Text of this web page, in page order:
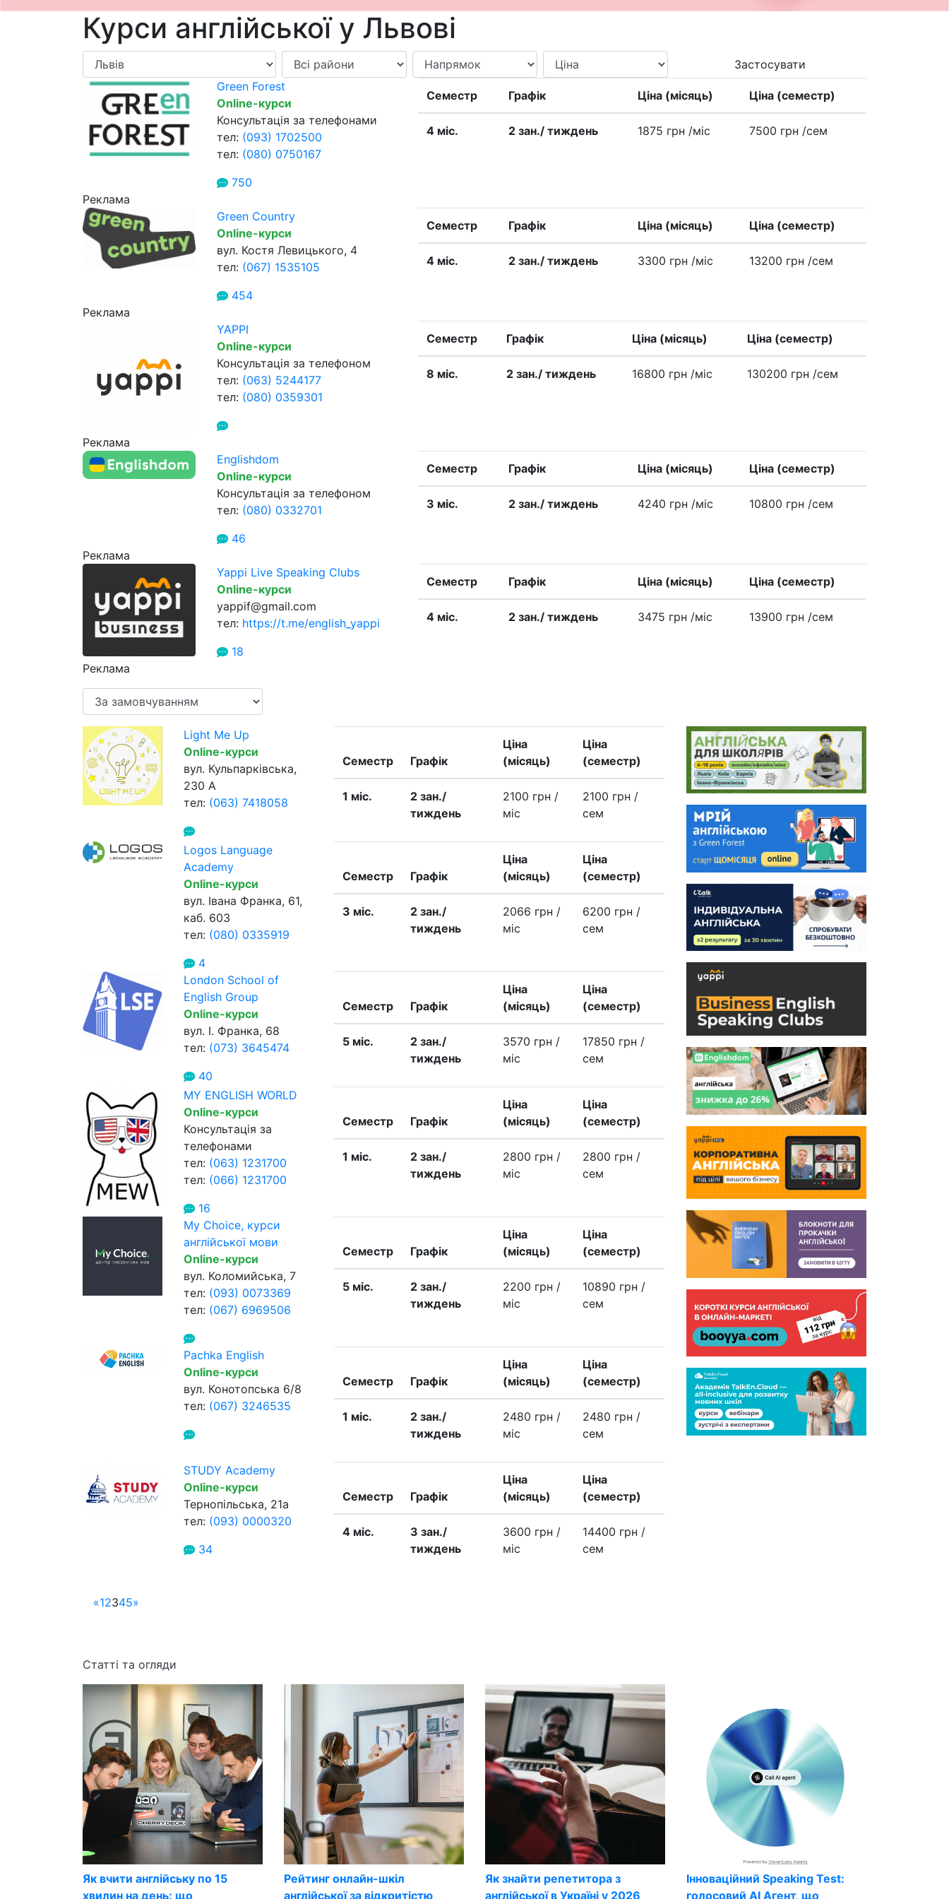
Курси англійської у Львові
Застосувати
Green Forest
Online-курси
Консультація за телефонами
тел: (093) 1702500
тел: (080) 0750167
750
Семестр Графік Ціна (місяць) Ціна (семестр)
4 міс. 2 зан./ тиждень 1875 грн /міс 7500 грн /сем
Реклама
Green Country
Online-курси
вул. Костя Левицького, 4
тел: (067) 1535105
454
Семестр Графік Ціна (місяць) Ціна (семестр)
4 міс. 2 зан./ тиждень 3300 грн /міс 13200 грн /сем
Реклама
YAPPI
Online-курси
Консультація за телефоном
тел: (063) 5244177
тел: (080) 0359301
Семестр Графік Ціна (місяць) Ціна (семестр)
8 міс. 2 зан./ тиждень 16800 грн /міс 130200 грн /сем
Реклама
Englishdom
Online-курси
Консультація за телефоном
тел: (080) 0332701
46
Семестр Графік Ціна (місяць) Ціна (семестр)
3 міс. 2 зан./ тиждень 4240 грн /міс 10800 грн /сем
Реклама
Yappi Live Speaking Clubs
Online-курси
yappif@gmail.com
тел: https://t.me/english_yappi
18
Семестр Графік Ціна (місяць) Ціна (семестр)
4 міс. 2 зан./ тиждень 3475 грн /міс 13900 грн /сем
Реклама
Light Me Up
Online-курси
вул. Кульпарківська,
230 А
тел: (063) 7418058
Семестр Графік
Ціна
(місяць)
Ціна
(семестр)
1 міс.
2 зан./
тиждень
2100 грн /
міс
2100 грн /
сем
Logos Language
Academy
Online-курси
вул. Івана Франка, 61,
каб. 603
тел: (080) 0335919
4
Семестр Графік
Ціна
(місяць)
Ціна
(семестр)
3 міс.
2 зан./
тиждень
2066 грн /
міс
6200 грн /
сем
London School of
English Group
Online-курси
вул. І. Франка, 68
тел: (073) 3645474
40
Семестр Графік
Ціна
(місяць)
Ціна
(семестр)
5 міс.
2 зан./
тиждень
3570 грн /
міс
17850 грн /
сем
MY ENGLISH WORLD
Online-курси
Консультація за
телефонами
тел: (063) 1231700
тел: (066) 1231700
16
Семестр Графік
Ціна
(місяць)
Ціна
(семестр)
1 міс.
2 зан./
тиждень
2800 грн /
міс
2800 грн /
сем
My Choice, курси
англійської мови
Online-курси
вул. Коломийська, 7
тел: (093) 0073369
тел: (067) 6969506
Семестр Графік
Ціна
(місяць)
Ціна
(семестр)
5 міс.
2 зан./
тиждень
2200 грн /
міс
10890 грн /
сем
Pachka English
Online-курси
вул. Конотопська 6/8
тел: (067) 3246535
Семестр Графік
Ціна
(місяць)
Ціна
(семестр)
1 міс.
2 зан./
тиждень
2480 грн /
міс
2480 грн /
сем
STUDY Academy
Online-курси
Тернопільська, 21а
тел: (093) 0000320
34
Семестр Графік
Ціна
(місяць)
Ціна
(семестр)
4 міс.
3 зан./
тиждень
3600 грн /
міс
14400 грн /
сем
«12345»
Статті та огляди
Як вчити англійську по 15
хвилин на день: що
Рейтинг онлайн-шкіл
англійської за відкритістю
Як знайти репетитора з
англійської в Україні у 2026
Інноваційний Speaking Test:
голосовий AI Агент, що